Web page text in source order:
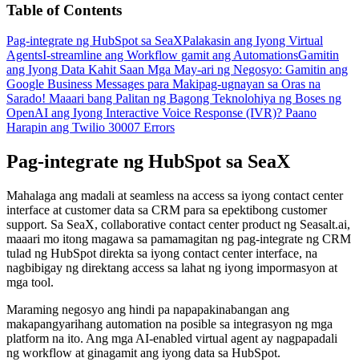
Table of Contents
Pag-integrate ng HubSpot sa SeaXPalakasin ang Iyong Virtual
AgentsI-streamline ang Workflow gamit ang AutomationsGamitin
ang Iyong Data Kahit Saan Mga May-ari ng Negosyo: Gamitin ang
Google Business Messages para Makipag-ugnayan sa Oras na
Sarado! Maaari bang Palitan ng Bagong Teknolohiya ng Boses ng
OpenAI ang Iyong Interactive Voice Response (IVR)? Paano
Harapin ang Twilio 30007 Errors
Pag-integrate ng HubSpot sa SeaX
Mahalaga ang madali at seamless na access sa iyong contact center
interface at customer data sa CRM para sa epektibong customer
support. Sa SeaX, collaborative contact center product ng Seasalt.ai,
maaari mo itong magawa sa pamamagitan ng pag-integrate ng CRM
tulad ng HubSpot direkta sa iyong contact center interface, na
nagbibigay ng direktang access sa lahat ng iyong impormasyon at
mga tool.
Maraming negosyo ang hindi pa napapakinabangan ang
makapangyarihang automation na posible sa integrasyon ng mga
platform na ito. Ang mga AI-enabled virtual agent ay nagpapadali
ng workflow at ginagamit ang iyong data sa HubSpot.